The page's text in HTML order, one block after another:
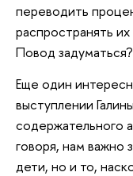
переводить
распространять
Повод задуматься?
Еще один
выступлении
содержательного
говоря, нам важно
дети, но и то,